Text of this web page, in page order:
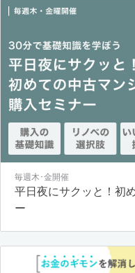
毎週木･金開催
平日夜にサクッと！初
ー